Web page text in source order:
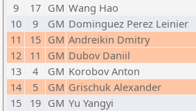
9
17 GM Wang Hao
10
9 GM Dominguez Perez Leinier
11
15 GM Andreikin Dmitry
12
11 GM Dubov Daniil
13
4 GM Korobov Anton
14
5 GM Grischuk Alexander
15
19 GM Yu Yangyi